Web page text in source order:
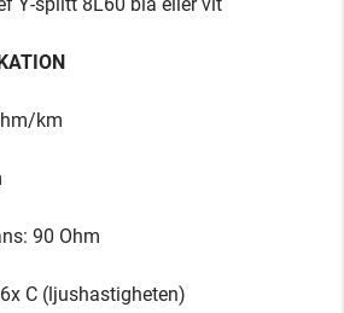
km
90 Ohm
C (ljushastigheten)